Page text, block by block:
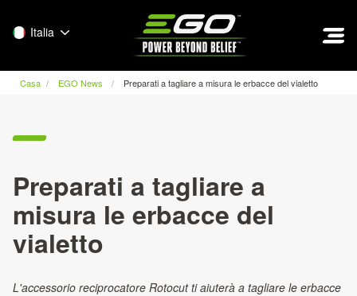
Italia
Casa EGO News Preparati a tagliare a misura le erbacce del vialetto
Preparati a tagliare a
misura le erbacce del
vialetto
L'accessorio reciprocatore Rotocut ti aiuterà a tagliare le erbacce